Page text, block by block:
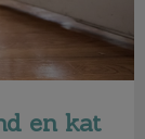
en kat